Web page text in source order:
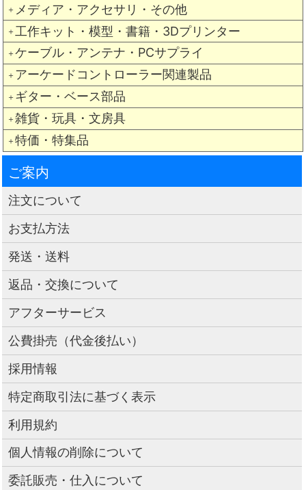
＋ メディア・アクセサリ・その他
＋ 工作キット・模型・書籍・3Dプリンター
＋ ケーブル・アンテナ・PCサプライ
＋ アーケードコントローラー関連製品
＋ ギター・ベース部品
＋ 雑貨・玩具・文房具
＋ 特価・特集品
ご案内
注文について
お支払方法
発送・送料
返品・交換について
アフターサービス
公費掛売（代金後払い）
採用情報
特定商取引法に基づく表示
利用規約
個人情報の削除について
委託販売・仕入について